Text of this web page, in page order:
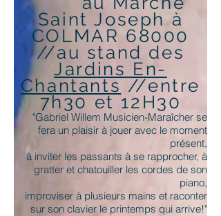
Saint Joseph à
COLMAR 68000
//au stand des
Jardins En-
Chantants //entre
7h30 et 12H30
"Gabriel Willem Musicien-Maraîcher se
fera un plaisir à jouer avec le moment
présent,
à inviter les passants à se rapprocher, à
gratter et chatouiller les cordes de son
piano,
improviser à plusieurs mains et raconter
sur son clavier le printemps qui arrive!"